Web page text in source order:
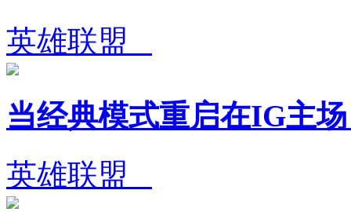
英雄联盟
当经典模式重启在IG主
英雄联盟